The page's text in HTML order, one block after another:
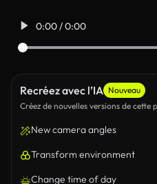
0:00 / 0:00
Recréez avec l’IA Nouveau
Créez de nouvelles versions de cette
New camera angles
Transform environment
Change time of day